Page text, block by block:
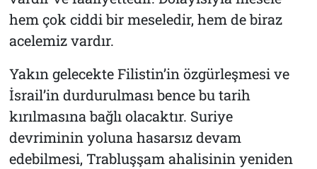
hem çok ciddi bir meseledir, hem de biraz
acelemiz vardır.
Yakın gelecekte Filistin’in özgürleşmesi ve
İsrail’in durdurulması bence bu tarih
kırılmasına bağlı olacaktır. Suriye
devriminin yoluna hasarsız devam
edebilmesi, Trabluşşam ahalisinin yeniden